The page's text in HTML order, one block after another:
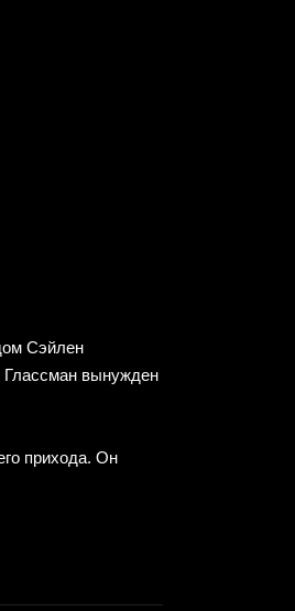
Сэйлен
Глассман вынужден
прихода. Он